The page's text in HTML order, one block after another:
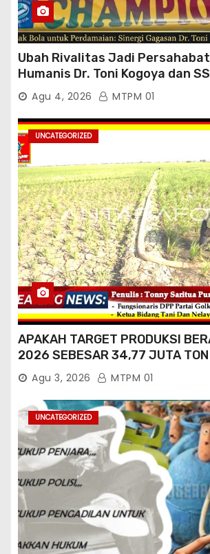
Ubah Rivalitas Jadi
Humanis Dr. Toni Kogoya dan
TimurAgu 4, 2026 MTPM 01
UNCATEGORIZED
APAKAH TARGET PRODUKSI
2026 SEBESAR 34,77 JUTA TON
TERCAPAI ?
Agu 3, 2026 MTPM 01
UNCATEGORIZED